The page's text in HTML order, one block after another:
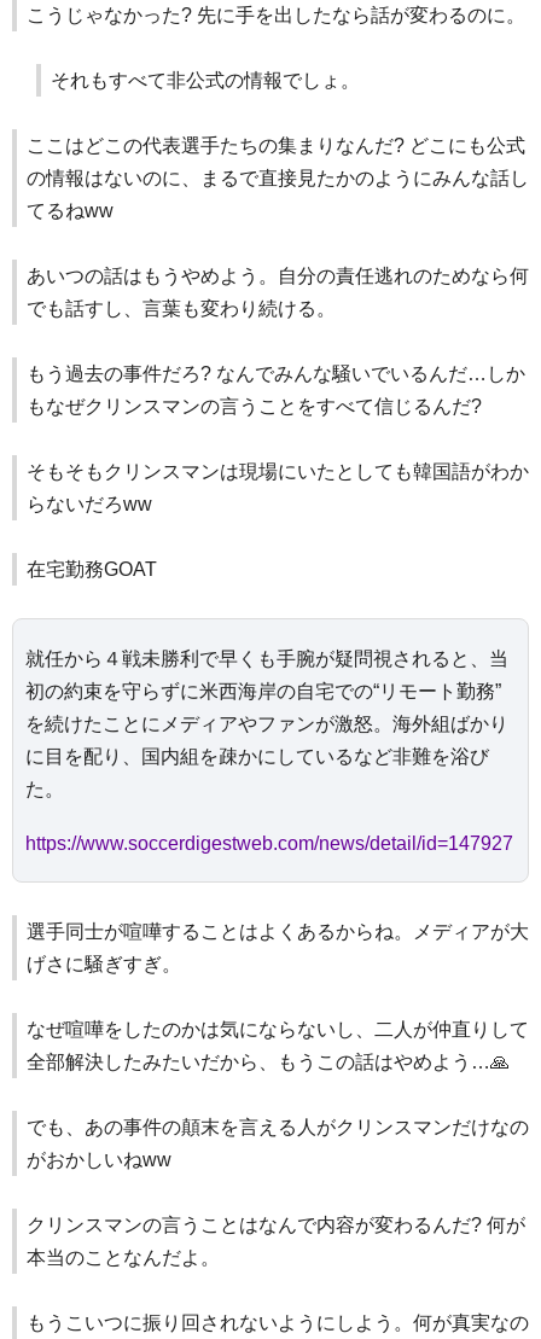
こうじゃなかった? 先に手を出したなら話が変わるのに。
それもすべて非公式の情報でしょ。
ここはどこの代表選手たちの集まりなんだ? どこにも公式
の情報はないのに、まるで直接見たかのようにみんな話し
てるねww
あいつの話はもうやめよう。自分の責任逃れのためなら何
でも話すし、言葉も変わり続ける。
もう過去の事件だろ? なんでみんな騒いでいるんだ…しか
もなぜクリンスマンの言うことをすべて信じるんだ?
そもそもクリンスマンは現場にいたとしても韓国語がわか
らないだろww
在宅勤務GOAT
就任から４戦未勝利で早くも手腕が疑問視されると、当
初の約束を守らずに米西海岸の自宅での“リモート勤務”
を続けたことにメディアやファンが激怒。海外組ばかり
に目を配り、国内組を疎かにしているなど非難を浴び
た。
https://www.soccerdigestweb.com/news/detail/id=147927
選手同士が喧嘩することはよくあるからね。メディアが大
げさに騒ぎすぎ。
なぜ喧嘩をしたのかは気にならないし、二人が仲直りして
全部解決したみたいだから、もうこの話はやめよう…🙏
でも、あの事件の顛末を言える人がクリンスマンだけなの
がおかしいねww
クリンスマンの言うことはなんで内容が変わるんだ? 何が
本当のことなんだよ。
もうこいつに振り回されないようにしよう。何が真実なの